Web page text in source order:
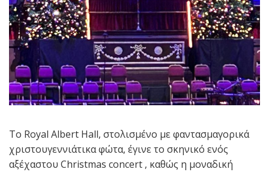
Το Royal Albert Hall, στολισμένο με φαντασμαγορικά
χριστουγεννιάτικα φώτα, έγινε το σκηνικό ενός
αξέχαστου Christmas concert , καθώς η μοναδική